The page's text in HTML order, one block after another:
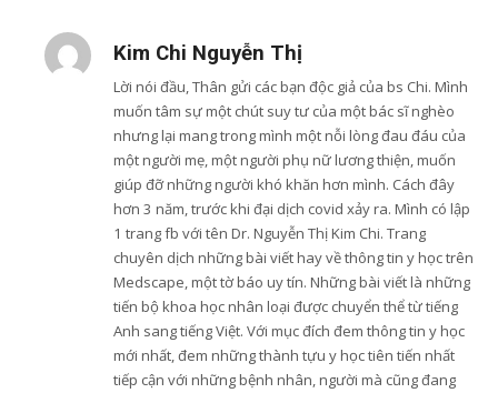
Kim Chi Nguyễn Thị
Lời nói đầu, Thân gửi các bạn độc giả của bs Chi. Mình
muốn tâm sự một chút suy tư của một bác sĩ nghèo
nhưng lại mang trong mình một nỗi lòng đau đáu của
một người mẹ, một người phụ nữ lương thiện, muốn
giúp đỡ những người khó khăn hơn mình. Cách đây
hơn 3 năm, trước khi đại dịch covid xảy ra. Mình có lập
1 trang fb với tên Dr. Nguyễn Thị Kim Chi. Trang
chuyên dịch những bài viết hay về thông tin y học trên
Medscape, một tờ báo uy tín. Những bài viết là những
tiến bộ khoa học nhân loại được chuyển thể từ tiếng
Anh sang tiếng Việt. Với mục đích đem thông tin y học
mới nhất, đem những thành tựu y học tiên tiến nhất
tiếp cận với những bệnh nhân, người mà cũng đang